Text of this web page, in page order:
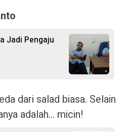
Jadi Pengaju
dari salad biasa. Selain
adalah… micin!